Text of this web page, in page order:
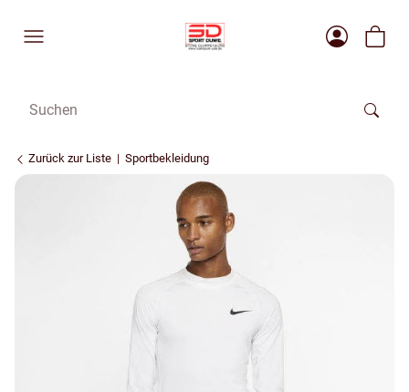
Zurück zur Liste Sportbekleidung